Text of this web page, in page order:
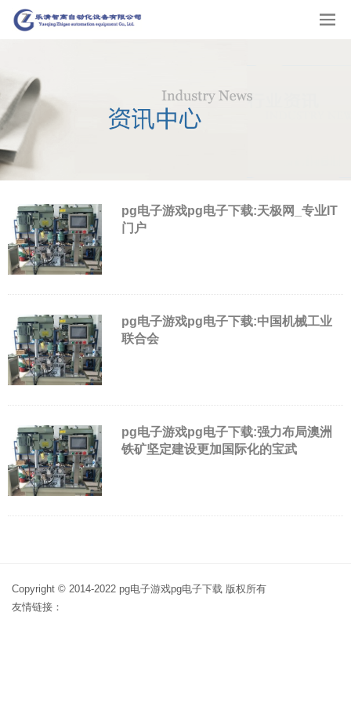
pg电子游戏pg电子下载:天极网_专业IT
门户
pg电子游戏pg电子下载:中国机械工业
联合会
pg电子游戏pg电子下载:强力布局澳洲
铁矿坚定建设更加国际化的宝武
Copyright © 2014-2022 pg电子游戏pg电子下载 版权所有
友情链接：